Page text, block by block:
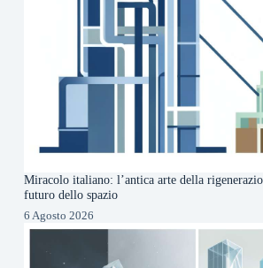
Miracolo italiano: l’antica arte della
futuro dello spazio
6 Agosto 2026